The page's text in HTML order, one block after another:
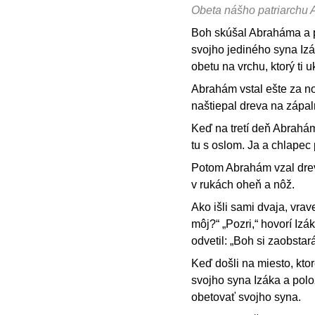
Obeta nášho patriarchu
Boh skúšal Abraháma a
svojho jediného syna
obetu na vrchu, ktorý ti
Abrahám vstal ešte za
naštiepal dreva na
Keď na tretí deň
tu s oslom. Ja a chlapec
Potom Abrahám vzal
v rukách oheň a nôž.
Ako išli sami dvaja,
môj?“ „Pozri,“ hovorí
odvetil: „Boh si
Keď došli na miesto,
svojho syna Izáka a
obetovať svojho syna.